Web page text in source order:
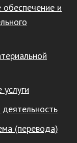
и
(перевода)